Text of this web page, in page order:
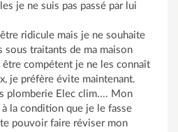
je ne suis pas passé par lui
ridicule mais je ne souhaite
sous traitants de ma maison
compétent je ne les connaît
je préfère évite maintenant.
plomberie Elec clim.... Mon
la condition que je le fasse
pouvoir faire réviser mon